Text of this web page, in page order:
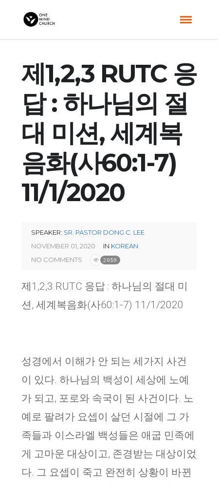
제1,2,3 RUTC 응
답 : 하나님의 절
대 미션, 세계복
음화(사60:1-7)
11/1/2020
SPEAKER: SR. PASTOR DONG C. LEE
NOVEMBER 01, 2020
IN KOREAN
NO COMMENTS
2059
제1,2,3 RUTC 응답 : 하나님의 절대 미
션, 세계복음화(사60:1-7) 11/1/2020
성경에서 이해가 안 되는 세가지 사건
이 있다. 하나님의 백성이 세상에 노예
가 되고, 포로와 속국이 된 사건이다. 노
예로 팔려가 요셉이 살던 시절에 그 가
족들과 이스라엘 백성들은 애굽 민족에
게 고마운 대상이고, 존경받는 대상이었
다. 그 요셉이 죽고 완전히 상황이 바뀐